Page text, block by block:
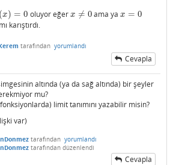
(x) = 0
)=0 oluyor eğer x ≠ 0
x≠ 0 ama ya x = 0
x= 0
karıştırdı.
tarafından yorumlandı
Cevapla
altında (ya da sağ altında) bir şeyler
mu?
limit tanımını yazabilir misin?
var)
tarafından yorumlandı
tarafından düzenlendi
Cevapla